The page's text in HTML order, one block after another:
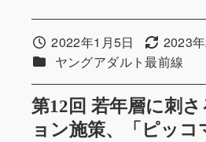
第12回 若年層に刺
ョン施策、「ピッコ
投稿日2022年1月5日 更新日
2023
カテゴリー
ヤングアダルト最前線